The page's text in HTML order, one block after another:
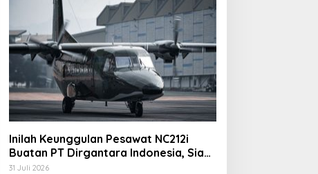
Inilah Keunggulan Pesawat NC212i
Buatan PT Dirgantara Indonesia, Siap
Dukung Berbagai Operasi TNI
31 Juli 2026